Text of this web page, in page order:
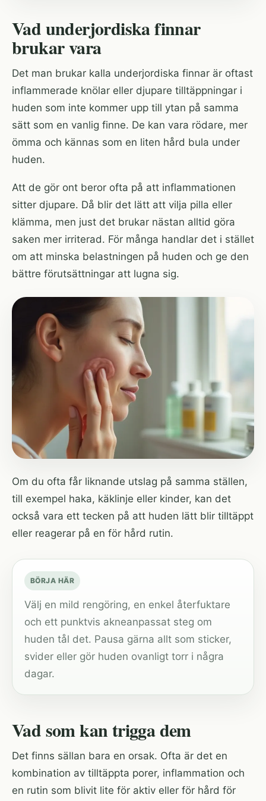
Vad underjordiska finnar
brukar vara
Det man brukar kalla underjordiska finnar är oftast
inflammerade knölar eller djupare tilltäppningar i
huden som inte kommer upp till ytan på samma
sätt som en vanlig finne. De kan vara rödare, mer
ömma och kännas som en liten hård bula under
huden.
Att de gör ont beror ofta på att inflammationen
sitter djupare. Då blir det lätt att vilja pilla eller
klämma, men just det brukar nästan alltid göra
saken mer irriterad. För många handlar det i stället
om att minska belastningen på huden och ge den
bättre förutsättningar att lugna sig.
Om du ofta får liknande utslag på samma ställen,
till exempel haka, käklinje eller kinder, kan det
också vara ett tecken på att huden lätt blir tilltäppt
eller reagerar på en för hård rutin.
BÖRJA HÄR
Välj en mild rengöring, en enkel återfuktare
och ett punktvis akneanpassat steg om
huden tål det. Pausa gärna allt som sticker,
svider eller gör huden ovanligt torr i några
dagar.
Vad som kan trigga dem
Det finns sällan bara en orsak. Ofta är det en
kombination av tilltäppta porer, inflammation och
en rutin som blivit lite för aktiv eller för hård för